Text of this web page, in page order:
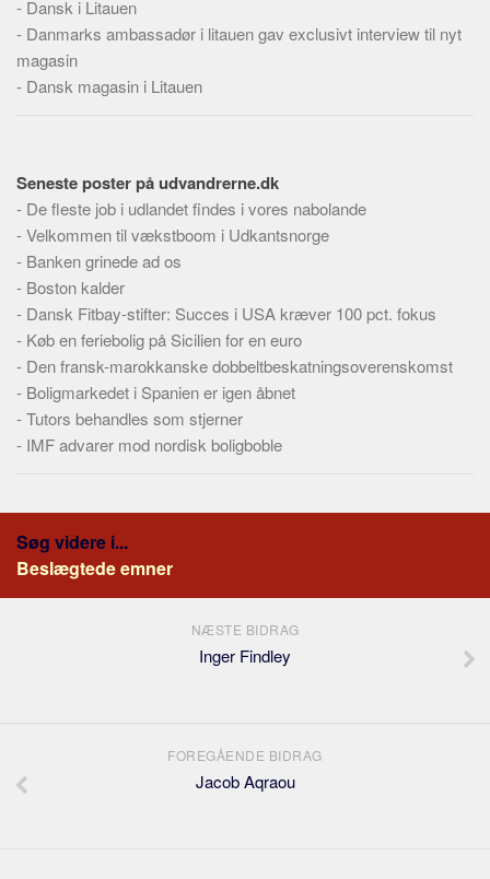
- Dansk i Litauen
- Danmarks ambassadør i litauen gav exclusivt interview til nyt
magasin
- Dansk magasin i Litauen
Seneste poster på udvandrerne.dk
- De fleste job i udlandet findes i vores nabolande
-Velkommen til vækstboom i Udkantsnorge
- Banken grinede ad os
- Boston kalder
- Dansk Fitbay-stifter: Succes i USA kræver 100 pct. fokus
- Køb en feriebolig på Sicilien for en euro
- Den fransk-marokkanske dobbeltbeskatningsoverenskomst
- Boligmarkedet i Spanien er igen åbnet
-Tutors behandles som stjerner
- IMF advarer mod nordisk boligboble
Søg videre i...
Beslægtede emner
NÆSTE BIDRAG
Inger Findley
FOREGÅENDE BIDRAG
Jacob Aqraou